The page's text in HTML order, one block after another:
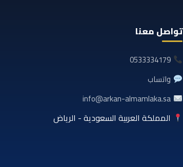
تواصل معنا
0533334179
واتساب
info@arkan-almamlaka.sa
المملكة العربية السعودية - الرياض